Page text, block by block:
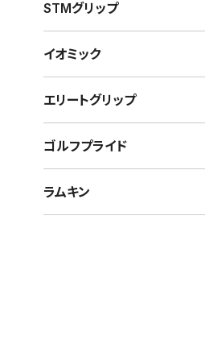
STMグリップ
イオミック
エリートグリップ
ゴルフプライド
ラムキン